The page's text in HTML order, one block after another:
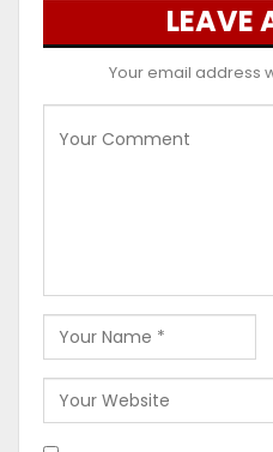
LEAVE
Your email address